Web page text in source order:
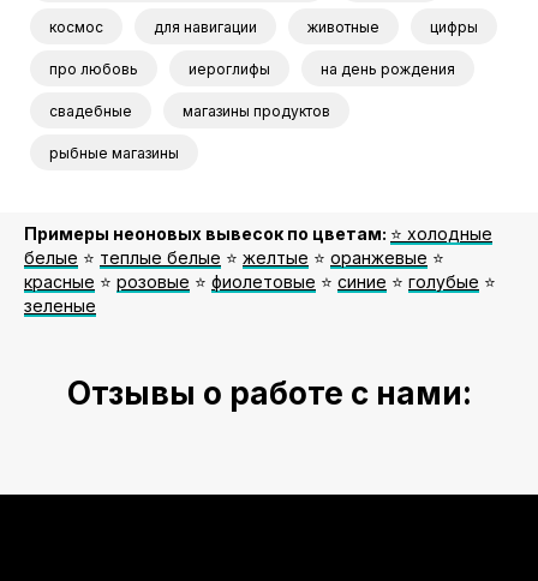
космос для навигации животные цифры
про любовь иероглифы на день рождения
свадебные магазины продуктов
рыбные магазины
Примеры неоновых вывесок по цветам: ⭐️ холодные
белые ⭐️ теплые белые ⭐️ желтые ⭐️ оранжевые ⭐️
красные ⭐️ розовые ⭐️ фиолетовые ⭐️ синие ⭐️ голубые ⭐️
зеленые
Отзывы о работе с нами: